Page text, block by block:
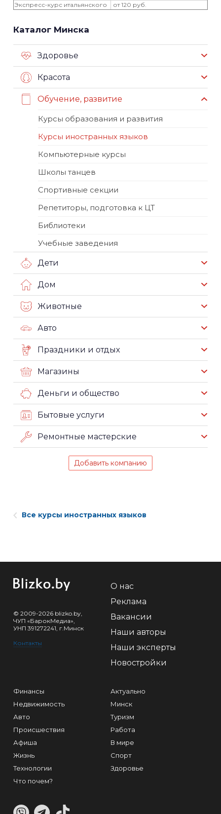
Экспресс-курс итальянского
от 120 руб.
Каталог Минска
Здоровье
Красота
Обучение, развитие
Курсы образования и развития
Курсы иностранных языков
Компьютерные курсы
Школы танцев
Спортивные секции
Репетиторы, подготовка к ЦТ
Библиотеки
Учебные заведения
Дети
Дом
Животные
Авто
Праздники и отдых
Магазины
Деньги и общество
Бытовые услуги
Ремонтные мастерские
Добавить компанию
Все курсы иностранных языков
© 2009-2026 blizko.by,
ЧУП «БарокМедиа»,
УНП 391272241, г.Минск
Контакты
О нас
Реклама
Вакансии
Наши авторы
Наши эксперты
Новостройки
Финансы
Недвижимость
Авто
Происшествия
Афиша
Жизнь
Технологии
Что почем?
Актуально
Минск
Туризм
Работа
В мире
Спорт
Здоровье